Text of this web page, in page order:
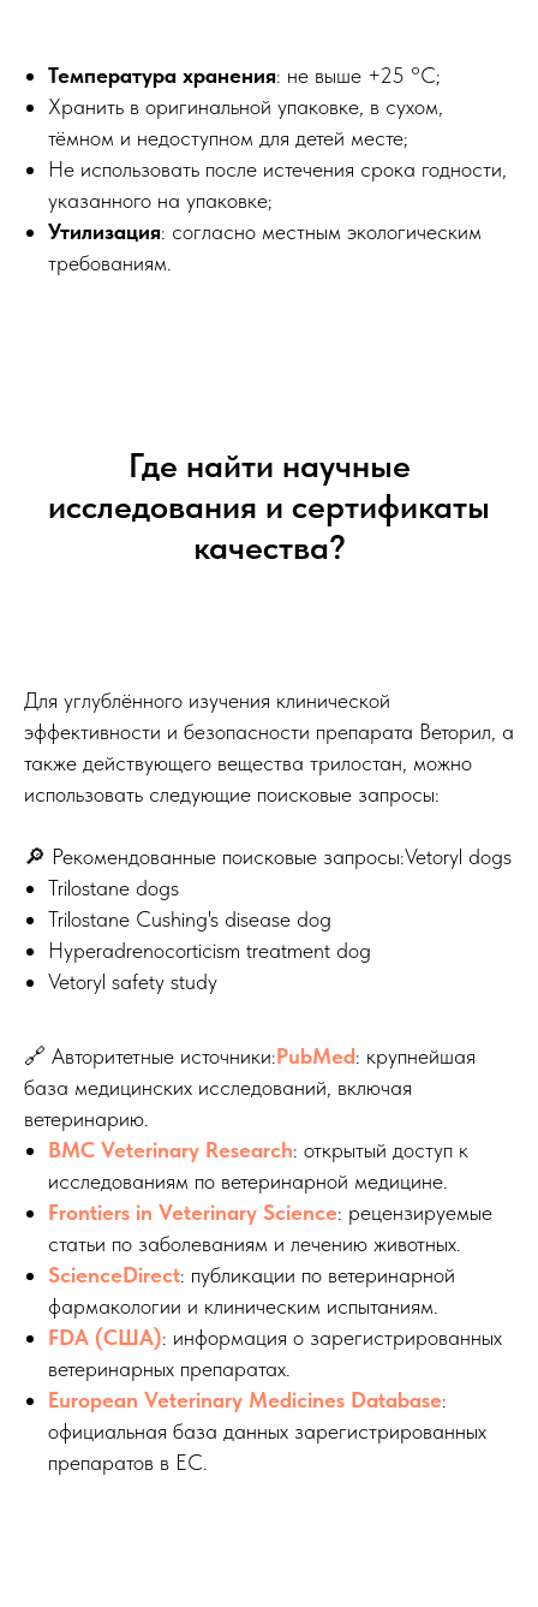
Температура хранения: не выше +25 °C;
Хранить в оригинальной упаковке, в сухом,
тёмном и недоступном для детей месте;
Не использовать после истечения срока годности,
указанного на упаковке;
Утилизация: согласно местным экологическим
требованиям.
Где найти научные
исследования и сертификаты
качества?
Для углублённого изучения клинической
эффективности и безопасности препарата Веторил, а
также действующего вещества трилостан, можно
использовать следующие поисковые запросы:
🔎 Рекомендованные поисковые запросы:Vetoryl dogs
Trilostane dogs
Trilostane Cushing's disease dog
Hyperadrenocorticism treatment dog
Vetoryl safety study
🔗 Авторитетные источники:PubMed: крупнейшая
база медицинских исследований, включая
ветеринарию.
BMC Veterinary Research: открытый доступ к
исследованиям по ветеринарной медицине.
Frontiers in Veterinary Science: рецензируемые
статьи по заболеваниям и лечению животных.
ScienceDirect: публикации по ветеринарной
фармакологии и клиническим испытаниям.
FDA (США): информация о зарегистрированных
ветеринарных препаратах.
European Veterinary Medicines Database:
официальная база данных зарегистрированных
препаратов в ЕС.